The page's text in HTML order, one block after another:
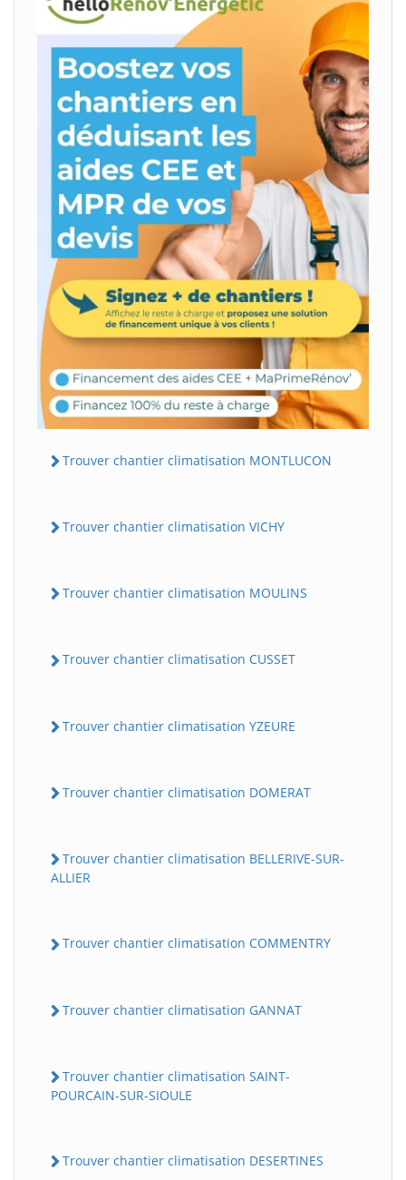
Trouver chantier climatisation MONTLUCON
Trouver chantier climatisation VICHY
Trouver chantier climatisation MOULINS
Trouver chantier climatisation CUSSET
Trouver chantier climatisation YZEURE
Trouver chantier climatisation DOMERAT
Trouver chantier climatisation BELLERIVE-SUR-
ALLIER
Trouver chantier climatisation COMMENTRY
Trouver chantier climatisation GANNAT
Trouver chantier climatisation SAINT-
POURCAIN-SUR-SIOULE
Trouver chantier climatisation DESERTINES